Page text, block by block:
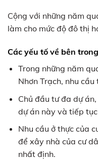
Cộng với những năm
làm cho mức độ đô thị
Các yếu tố về bên trong
Trong những năm
Nhơn Trạch, nhu
Chủ đầu tư đa dự
dự án này và tiếp
Nhu cầu ở thực của
để xây nhà của cư
nhất định.